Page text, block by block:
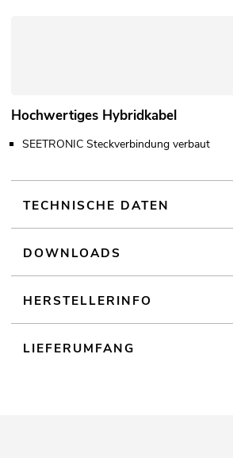
Hochwertiges Hybridkabel
SEETRONIC Steckverbindung verbaut
TECHNISCHE DATEN
DOWNLOADS
HERSTELLERINFO
LIEFERUMFANG